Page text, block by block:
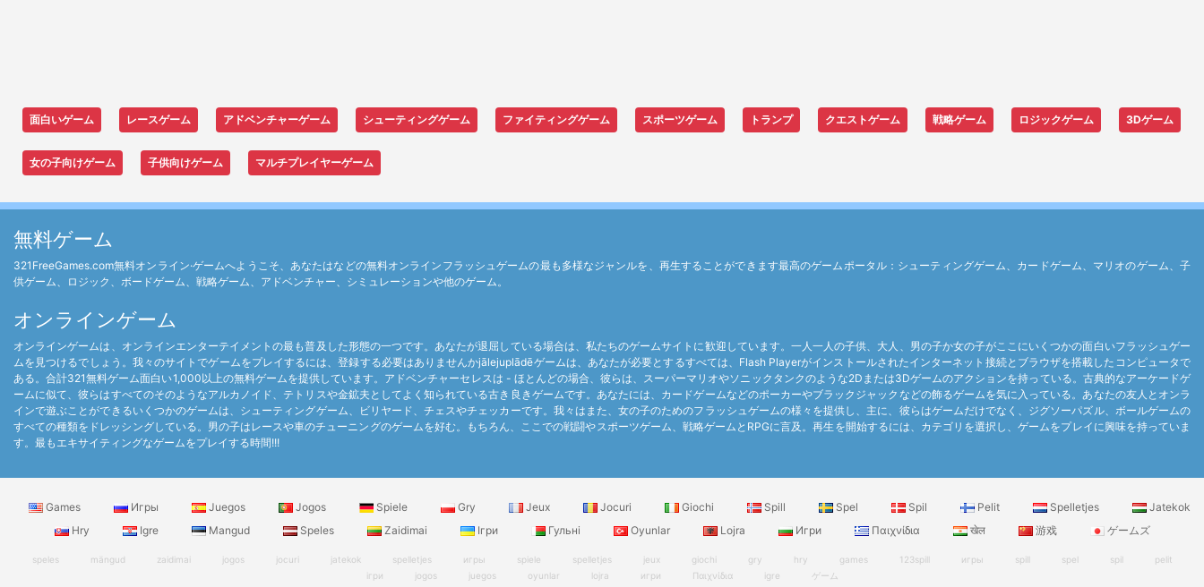
面白いゲーム レースゲーム アドベンチャーゲーム シューティングゲーム ファイティングゲーム スポーツゲーム トランプ クエストゲーム 戦略ゲーム ロジックゲーム 3Dゲーム
女の子向けゲーム 子供向けゲーム マルチプレイヤーゲーム
無料ゲーム
321FreeGames.com無料オンライン·ゲームへようこそ、あなたはなどの無料オンラインフラッシュゲームの最も多様なジャンルを、再生することができます最高のゲームポータル：シューティングゲーム、カードゲーム、マリオのゲーム、子
供ゲーム、ロジック、ボードゲーム、戦略ゲーム、アドベンチャー、シミュレーションや他のゲーム。
オンラインゲーム
オンラインゲームは、オンラインエンターテイメントの最も普及した形態の一つです。あなたが退屈している場合は、私たちのゲームサイトに歓迎しています。一人一人の子供、大人、男の子か女の子がここにいくつかの面白いフラッシュゲー
ムを見つけるでしょう。我々のサイトでゲームをプレイするには、登録する必要はありませんかjālejuplādēゲームは、あなたが必要とするすべては、Flash Playerがインストールされたインターネット接続とブラウザを搭載したコンピュータで
ある。合計321無料ゲーム面白い1,000以上の無料ゲームを提供しています。アドベンチャーセレスは - ほとんどの場合、彼らは、スーパーマリオやソニックタンクのような2Dまたは3Dゲームのアクションを持っている。古典的なアーケードゲ
ームに似て、彼らはすべてのそのようなアルカノイド、テトリスや金鉱夫としてよく知られている古き良きゲームです。あなたには、カードゲームなどのポーカーやブラックジャックなどの飾るゲームを気に入っている。あなたの友人とオンラ
インで遊ぶことができるいくつかのゲームは、シューティングゲーム、ビリヤード、チェスやチェッカーです。我々はまた、女の子のためのフラッシュゲームの様々を提供し、主に、彼らはゲームだけでなく、ジグソーパズル、ボールゲームの
すべての種類をドレッシングしている。男の子はレースや車のチューニングのゲームを好む。もちろん、ここでの戦闘やスポーツゲーム、戦略ゲームとRPGに言及。再生を開始するには、カテゴリを選択し、ゲームをプレイに興味を持っていま
す。最もエキサイティングなゲームをプレイする時間!!!
Games Игры Juegos Jogos Spiele Gry Jeux Jocuri Giochi Spill Spel Spil Pelit Spelletjes
Jatekok
Hry
Igre Mangud Speles Zaidimai Ігри Гульні Oyunlar Lojra Игри Παιχνίδια खेल 游戏 ゲームズ
speles mängud zaidimai jogos jocuri jatekok spelletjes игры spiele spelletjes jeux giochi gry hry games 123spill игры spill spel spil
pelit
ігри
jogos juegos oyunlar lojra игри Παιχνίδια igre
ゲーム